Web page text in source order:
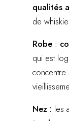
qualités
de
Robe :
qui est
Nez : les